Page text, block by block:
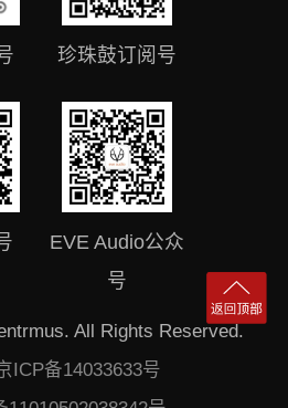
珍珠鼓订阅号
EVE Audio公众
号
All Rights Reserved.
ICP备14033633号